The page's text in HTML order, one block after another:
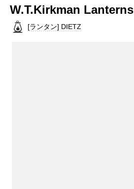
W.T.Kirkman Lanterns
[ランタン] DIETZ